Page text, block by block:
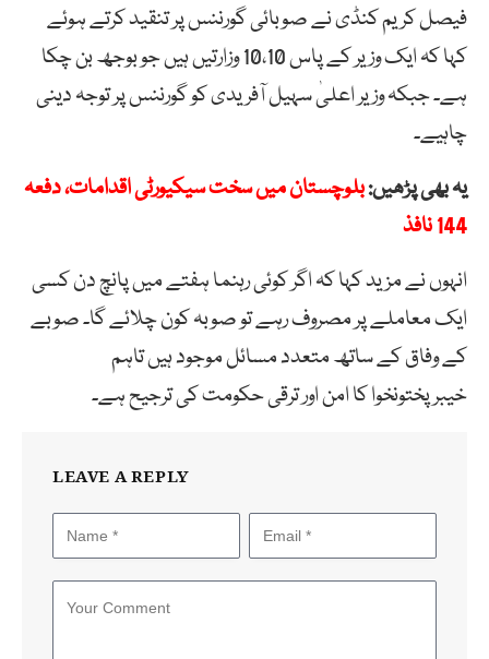
فیصل کریم کنڈی نے صوبائی گورننس پر تنقید کرتے ہوئے
کہا کہ ایک وزیر کے پاس 10،10 وزارتیں ہیں جو بوجھ بن چکا
ہے۔ جبکہ وزیر اعلیٰ سہیل آفریدی کو گورننس پر توجہ دینی
چاہیے۔
یہ بھی پڑھیں:بلوچستان میں سخت سیکیورٹی اقدامات، دفعہ
144 نافذ
انہوں نے مزید کہا کہ اگر کوئی رہنما ہفتے میں پانچ دن کسی
ایک معاملے پر مصروف رہے تو صوبہ کون چلائے گا۔ صوبے
کے وفاق کے ساتھ متعدد مسائل موجود ہیں تاہم
خیبرپختونخوا کا امن اور ترقی حکومت کی ترجیح ہے۔
LEAVE A REPLY